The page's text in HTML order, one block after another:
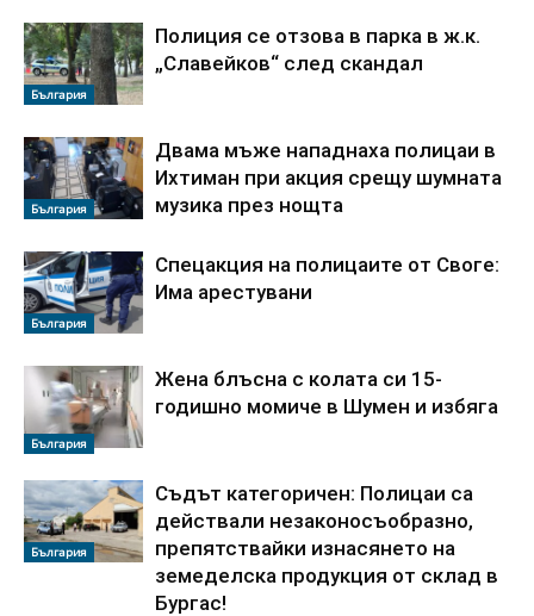
България
Полиция се отзова в парка в ж.к.
„Славейков“ след скандал
България
Двама мъже нападнаха полицаи в
Ихтиман при акция срещу шумната
музика през нощта
България
Спецакция на полицаите от Своге:
Има арестувани
България
Жена блъсна с колата си 15-
годишно момиче в Шумен и избяга
България
Съдът категоричен: Полицаи са
действали незаконосъобразно,
препятствайки изнасянето на
земеделска продукция от склад в
Бургас!